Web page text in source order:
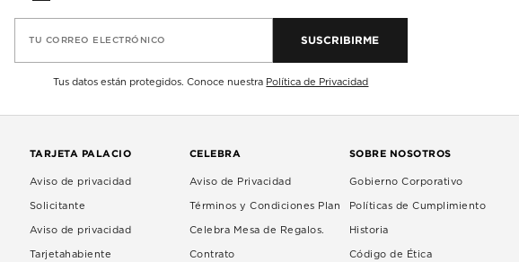
TU CORREO ELECTRÓNICO SUSCRIBIRME
Tus datos están protegidos. Conoce nuestra Política de Privacidad
TARJETA PALACIO
Aviso de privacidad
Solicitante
Aviso de privacidad
Tarjetahabiente
CELEBRA
Aviso de Privacidad
Términos y Condiciones Plan
Celebra Mesa de Regalos.
Contrato
SOBRE NOSOTROS
Gobierno Corporativo
Políticas de Cumplimiento
Historia
Código de Ética